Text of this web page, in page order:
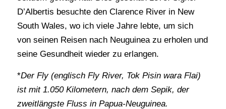
D’Albertis besuchte den Clarence River in New
South Wales, wo ich viele Jahre lebte, um sich
von seinen Reisen nach Neuguinea zu erholen und
seine Gesundheit wieder zu erlangen.
*Der Fly (englisch Fly River, Tok Pisin wara Flai)
ist mit 1.050 Kilometern, nach dem Sepik, der
zweitlängste Fluss in Papua-Neuguinea.